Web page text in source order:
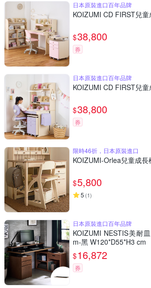
日本原裝進口百年品牌
KOIZUMI CD FIRST兒
$38,800
券
日本原裝進口百年品牌
KOIZUMI CD FIRST兒
$38,800
券
限時46折，日本原裝進口
KOIZUMI-Orlea兒童成長
$5,800
5 (1)
日本原裝進口百年品牌
KOIZUMI NESTIS美耐
m-黑 W120*D55*H3 cm
$16,872
券